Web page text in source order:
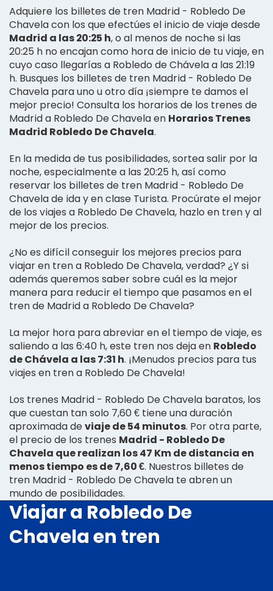
Adquiere los billetes de tren Madrid - Robledo De
Chavela con los que efectúes el inicio de viaje desde
Madrid a las 20:25 h, o al menos de noche si las
20:25 h no encajan como hora de inicio de tu viaje, en
cuyo caso llegarías a Robledo de Chávela a las 21:19
h. Busques los billetes de tren Madrid - Robledo De
Chavela para uno u otro día ¡siempre te damos el
mejor precio! Consulta los horarios de los trenes de
Madrid a Robledo De Chavela en Horarios Trenes
Madrid Robledo De Chavela.
En la medida de tus posibilidades, sortea salir por la
noche, especialmente a las 20:25 h, así como
reservar los billetes de tren Madrid - Robledo De
Chavela de ida y en clase Turista. Procúrate el mejor
de los viajes a Robledo De Chavela, hazlo en tren y al
mejor de los precios.
¿No es difícil conseguir los mejores precios para
viajar en tren a Robledo De Chavela, verdad? ¿Y si
además queremos saber sobre cuál es la mejor
manera para reducir el tiempo que pasamos en el
tren de Madrid a Robledo De Chavela?
La mejor hora para abreviar en el tiempo de viaje, es
saliendo a las 6:40 h, este tren nos deja en Robledo
de Chávela a las 7:31 h. ¡Menudos precios para tus
viajes en tren a Robledo De Chavela!
Los trenes Madrid - Robledo De Chavela baratos, los
que cuestan tan solo 7,60 € tiene una duración
aproximada deviaje de 54 minutos. Por otra parte,
el precio de los trenes Madrid - Robledo De
Chavela que realizan los 47 Km de distancia en
menos tiempo es de 7,60 €. Nuestros billetes de
tren Madrid - Robledo De Chavela te abren un
mundo de posibilidades.
Viajar a Robledo De
Chavela en tren